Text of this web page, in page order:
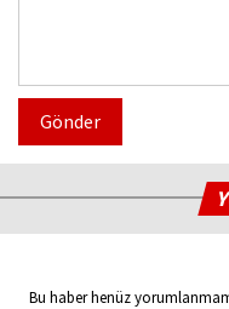
Gönder
Bu haber henüz